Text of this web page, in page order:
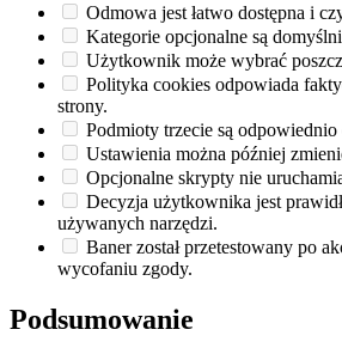
Odmowa jest łatwo dostępna i
Kategorie opcjonalne są
Użytkownik może wybrać
Polityka cookies odpowiada
strony.
Podmioty trzecie są odpowiednio
Ustawienia można później
Opcjonalne skrypty nie
Decyzja użytkownika jest
używanych narzędzi.
Baner został przetestowany po
wycofaniu zgody.
Podsumowanie